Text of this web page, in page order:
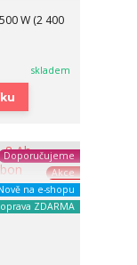
W (2 400
skladem
Doporučujeme
Akce
na e-shopu
ZDARMA